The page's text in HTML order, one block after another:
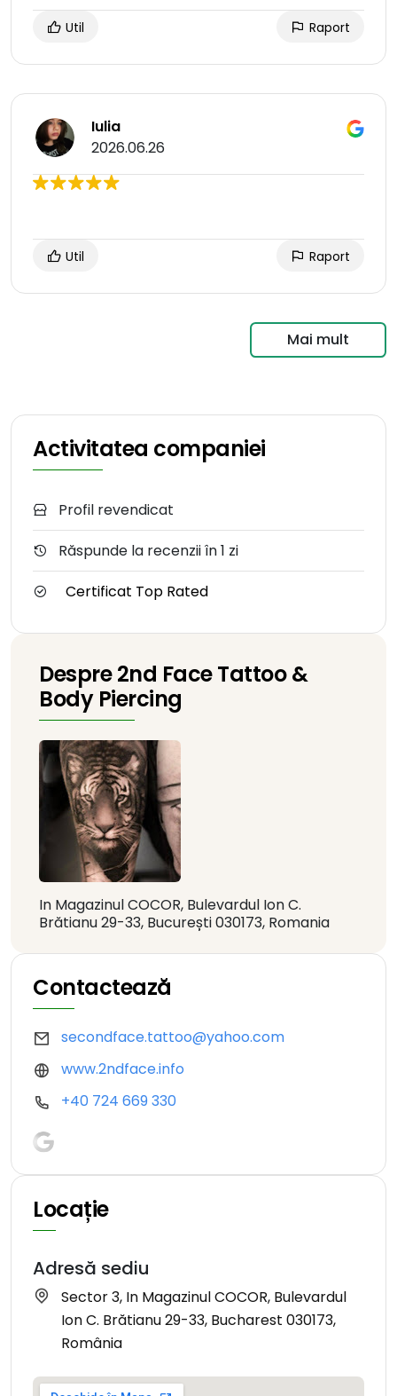
Util Raport
Iulia
2026.06.26
Util Raport
Mai mult
Activitatea companiei
Profil revendicat
Răspunde la recenzii în 1 zi
Certificat Top Rated
Despre 2nd Face Tattoo &
Body Piercing
In Magazinul COCOR, Bulevardul Ion C.
Brătianu 29-33, București 030173, Romania
Contactează
secondface.tattoo@yahoo.com
www.2ndface.info
+40 724 669 330
Locație
Adresă sediu
Sector 3, In Magazinul COCOR, Bulevardul
Ion C. Brătianu 29-33, Bucharest 030173,
România